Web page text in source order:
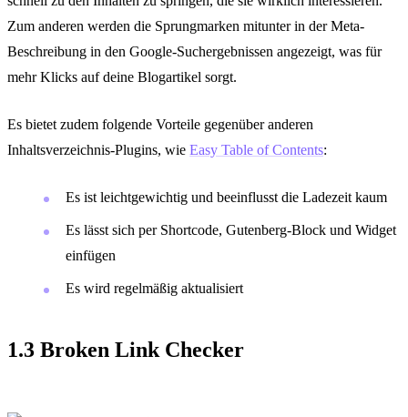
Zum anderen werden die Sprungmarken mitunter in der Meta-
Beschreibung in den Google-Suchergebnissen angezeigt, was für
mehr Klicks auf deine Blogartikel sorgt.
Es bietet zudem folgende Vorteile gegenüber anderen
Inhaltsverzeichnis-Plugins, wie Easy Table of Contents:
Es ist leichtgewichtig und beeinflusst die Ladezeit kaum
Es lässt sich per Shortcode, Gutenberg-Block und Widget
einfügen
Es wird regelmäßig aktualisiert
1.3 Broken Link Checker